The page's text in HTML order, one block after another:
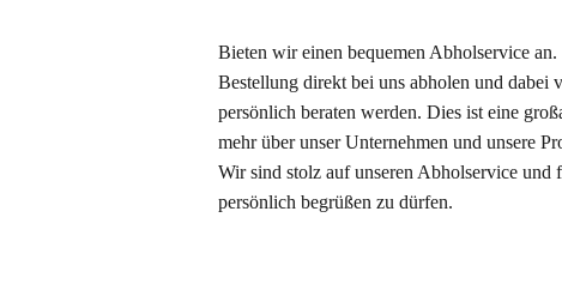
Bieten wir einen bequemen Abholservice
Bestellung direkt bei uns abholen und dabei
persönlich beraten werden. Dies ist eine
mehr über unser Unternehmen und unsere
Wir sind stolz auf unseren Abholservice und
persönlich begrüßen zu dürfen.